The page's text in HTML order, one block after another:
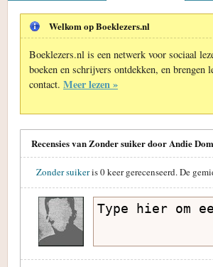
Welkom op Boeklezers.nl
Boeklezers.nl is een netwerk voor sociaal
boeken en schrijvers ontdekken, en brengen
contact. Meer lezen »
Recensies van Zonder suiker door Andie
Zonder suikeris0keer gerecenseerd. De